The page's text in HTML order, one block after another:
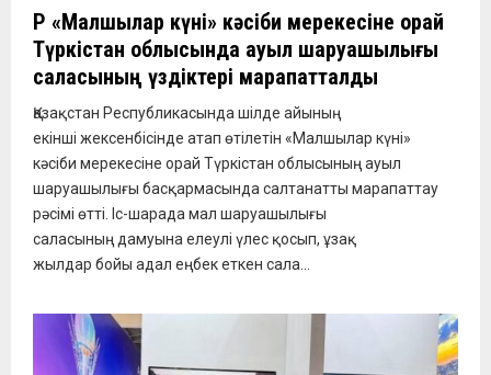
ҚР «Малшылар күні» кәсіби мерекесіне орай
Түркістан облысында ауыл шаруашылығы
саласының үздіктері марапатталды
Қазақстан Республикасында шілде айының
екінші жексенбісінде атап өтілетін «Малшылар күні»
кәсіби мерекесіне орай Түркістан облысының ауыл
шаруашылығы басқармасында салтанатты марапаттау
рәсімі өтті. Іс-шарада мал шаруашылығы
саласының дамуына елеулі үлес қосып, ұзақ
жылдар бойы адал еңбек еткен сала...